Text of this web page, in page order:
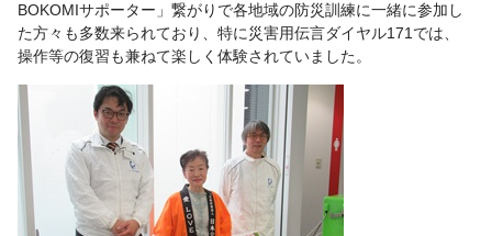
BOKOMIサポーター」繋がりで各地域の防災訓練に一緒に参加し
た方々も多数来られており、特に災害用伝言ダイヤル171では、
操作等の復習も兼ねて楽しく体験されていました。